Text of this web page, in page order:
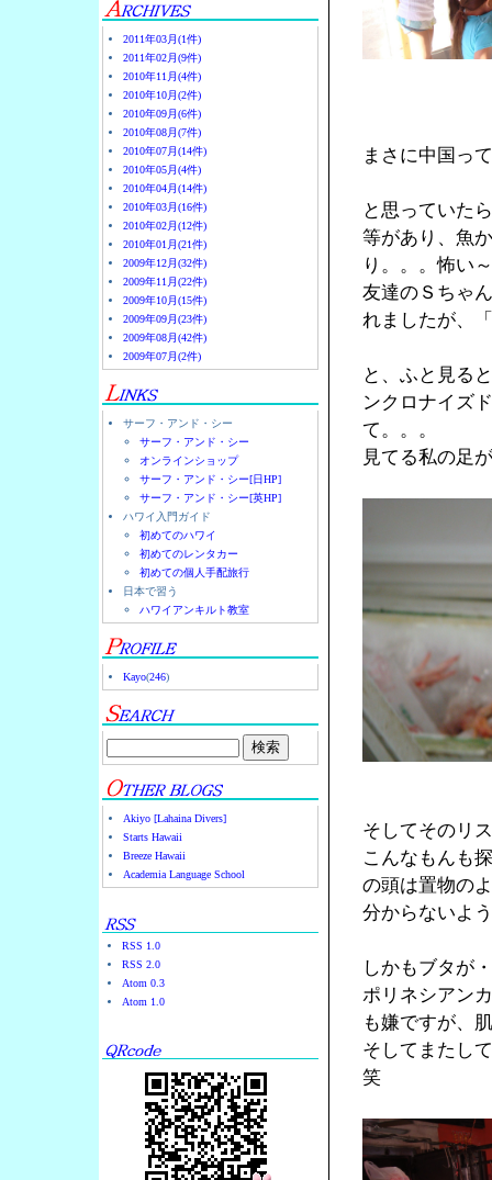
2011年03月(1件)
2011年02月(9件)
2010年11月(4件)
2010年10月(2件)
2010年09月(6件)
2010年08月(7件)
2010年07月(14件)
2010年05月(4件)
2010年04月(14件)
2010年03月(16件)
2010年02月(12件)
2010年01月(21件)
2009年12月(32件)
2009年11月(22件)
2009年10月(15件)
2009年09月(23件)
2009年08月(42件)
2009年07月(2件)
サーフ・アンド・シー
サーフ・アンド・シー
オンラインショップ
サーフ・アンド・シー[日HP]
サーフ・アンド・シー[英HP]
ハワイ入門ガイド
初めてのハワイ
初めてのレンタカー
初めての個人手配旅行
日本で習う
ハワイアンキルト教室
Kayo(246)
Akiyo [Lahaina Divers]
Starts Hawaii
Breeze Hawaii
Academia Language School
RSS 1.0
RSS 2.0
Atom 0.3
Atom 1.0
まさに中国っ
と思っていた
等があり、魚
り。。。怖い～
友達のＳちゃ
れましたが、
と、ふと見る
ンクロナイズ
て。。。
見てる私の足
そしてそのリ
こんなもんも
の頭は置物の
分からないよ
しかもブタが
ポリネシアン
も嫌ですが、
そしてまたし
笑